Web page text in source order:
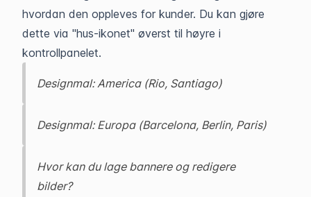
hvordan den oppleves for kunder. Du kan gjøre
dette via "hus-ikonet" øverst til høyre i
kontrollpanelet.
Designmal: America (Rio, Santiago)
Designmal: Europa (Barcelona, Berlin, Paris)
Hvor kan du lage bannere og redigere
bilder?